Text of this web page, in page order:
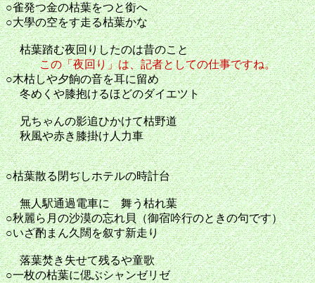
○雀発つ金の枯葉をつと銜
○大學の空をす走る枯葉かな
枯葉踏む夜回りしたのは昔の
この「夜回り」は、記者としての仕事ですね。
○木枯しや夕餉の音を耳に留め
冬めくや膝抱けるほどのダイエツト
兄ちゃんの影追ひかけて枯
秋風や赤き膝掛け人力車
○枯葉散る閉ぢしホテルの時計
無人駅通過電車に 舞う枯れ
○秋麗ら月の沙漠の忘れ貝（御宿吟行のときの句です）
○いざ酌まん久闊を叙す新走り
落葉焚き失せて残るや童
○一枚の枯葉に偲ぶシャンゼリゼ